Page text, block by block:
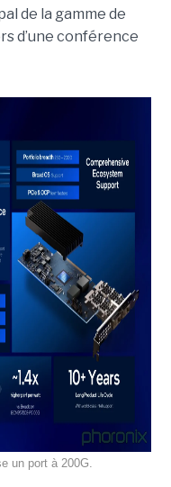
de la gamme de
d’une conférence
un port à 200G.